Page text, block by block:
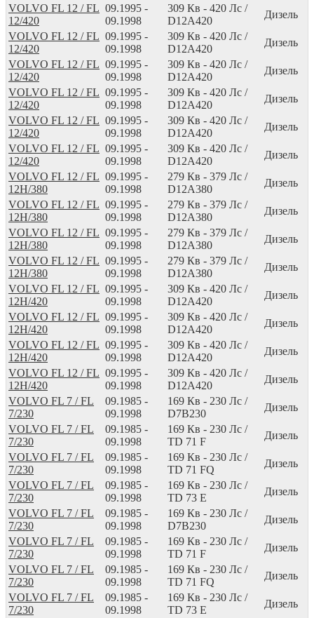
VOLVO FL 12 / FL
12/420
09.1995 -
09.1998
309 Кв - 420 Лс /
D12A420
Дизель
VOLVO FL 12 / FL
12/420
09.1995 -
09.1998
309 Кв - 420 Лс /
D12A420
Дизель
VOLVO FL 12 / FL
12/420
09.1995 -
09.1998
309 Кв - 420 Лс /
D12A420
Дизель
VOLVO FL 12 / FL
12/420
09.1995 -
09.1998
309 Кв - 420 Лс /
D12A420
Дизель
VOLVO FL 12 / FL
12/420
09.1995 -
09.1998
309 Кв - 420 Лс /
D12A420
Дизель
VOLVO FL 12 / FL
12/420
09.1995 -
09.1998
309 Кв - 420 Лс /
D12A420
Дизель
VOLVO FL 12 / FL
12H/380
09.1995 -
09.1998
279 Кв - 379 Лс /
D12A380
Дизель
VOLVO FL 12 / FL
12H/380
09.1995 -
09.1998
279 Кв - 379 Лс /
D12A380
Дизель
VOLVO FL 12 / FL
12H/380
09.1995 -
09.1998
279 Кв - 379 Лс /
D12A380
Дизель
VOLVO FL 12 / FL
12H/380
09.1995 -
09.1998
279 Кв - 379 Лс /
D12A380
Дизель
VOLVO FL 12 / FL
12H/420
09.1995 -
09.1998
309 Кв - 420 Лс /
D12A420
Дизель
VOLVO FL 12 / FL
12H/420
09.1995 -
09.1998
309 Кв - 420 Лс /
D12A420
Дизель
VOLVO FL 12 / FL
12H/420
09.1995 -
09.1998
309 Кв - 420 Лс /
D12A420
Дизель
VOLVO FL 12 / FL
12H/420
09.1995 -
09.1998
309 Кв - 420 Лс /
D12A420
Дизель
VOLVO FL 7 / FL
7/230
09.1985 -
09.1998
169 Кв - 230 Лс /
D7B230
Дизель
VOLVO FL 7 / FL
7/230
09.1985 -
09.1998
169 Кв - 230 Лс /
TD 71 F
Дизель
VOLVO FL 7 / FL
7/230
09.1985 -
09.1998
169 Кв - 230 Лс /
TD 71 FQ
Дизель
VOLVO FL 7 / FL
7/230
09.1985 -
09.1998
169 Кв - 230 Лс /
TD 73 E
Дизель
VOLVO FL 7 / FL
7/230
09.1985 -
09.1998
169 Кв - 230 Лс /
D7B230
Дизель
VOLVO FL 7 / FL
7/230
09.1985 -
09.1998
169 Кв - 230 Лс /
TD 71 F
Дизель
VOLVO FL 7 / FL
7/230
09.1985 -
09.1998
169 Кв - 230 Лс /
TD 71 FQ
Дизель
VOLVO FL 7 / FL
7/230
09.1985 -
09.1998
169 Кв - 230 Лс /
TD 73 E
Дизель